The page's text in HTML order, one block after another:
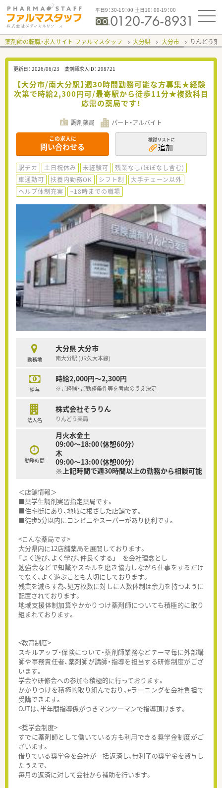
平日9：30-19：00 土日10：00-19：00
薬剤師の転職・求人サイト ファルマスタッフ 大分県 大分市 りんどう
更新日： 2026/06/23 薬剤師求人ID： 298721
【大分市/南大分駅】週30時間勤務可能な方募集★経験
次第で時給2,300円可/最寄駅から徒歩11分★複数科目
応需の薬局です！
調剤薬局 パート・アルバイト
この求人に
問い合わせる
検討リストに
追加
駅チカ 土日祝休み 未経験可
残業なし(ほぼなし含む)
車通勤可
扶養内勤務OK シフト制
大手チェーン以外
ヘルプ体制充実
~18時までの職場
勤務地
大分県 大分市
南大分駅 (JR久大本線)
給与
時給2,000円～2,300円
※ご経験・ご勤務条件等を考慮のうえ決定
法人名
株式会社そうりん
りんどう薬局
勤務時間
月火水金土
09:00～18:00（休憩60分）
木
09:00～13:00（休憩00分）
※上記時間で週30時間以上の勤務から相談可能
＜店舗情報＞
■薬学生調剤実習指定薬局です。
■住宅街にあり、地域に根ざした店舗です。
■徒歩5分以内にコンビニやスーパーがあり便利です。
<こんな薬局です>
大分県内に12店舗薬局を展開しております。
「よく遊び、よく学び、仲良くする」 を会社理念とし
勉強会などで知識やスキルを磨き協力しながら仕事をするだけ
でなく、よく遊ぶことも大切にしております。
残業を減らす為、処方枚数に対しに人数体制は余力を持つように
配置されております。
地域支援体制加算やかかりつけ薬剤師についても積極的に取り
組まれております。
<教育制度>
スキルアップ・保険について・薬剤師業務などテーマ毎に外部講
師や事務責任者、薬剤師が講師・指導を担当する研修制度がござ
います。
学会や研修会への参加も積極的に行っております。
かかりつけを積極的取り組んでおり、eラーニングを会社負担で
受講できます。
OJTは、半年間指導係がつきマンツーマンで指導頂けます。
<奨学金制度>
すでに薬剤師として働いている方も利用できる奨学金制度がご
ざいます。
借りている奨学金を会社が一括返済し、無利子の奨学金を貸与し
たうえで、
毎月の返済に対して会社から補助を行います。